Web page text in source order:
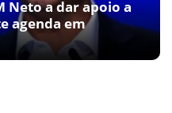
Neto a dar apoio a
agenda em